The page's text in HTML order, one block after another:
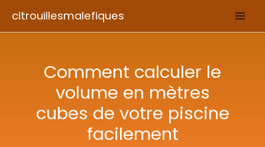
citrouillesmalefiques
Comment calculer le
volume en mètres
cubes de votre piscine
facilement